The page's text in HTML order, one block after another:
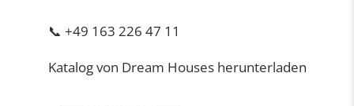
📞 +49 163 226 47 11
Katalog von Dream Houses herunterladen